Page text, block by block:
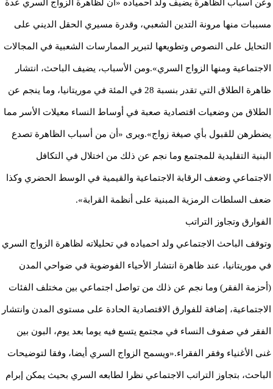
وعن أسباب الظاهرة يضيف ولد احمياده «أن لظاهرة الزواج السري عدة
مسببات منها مرونة التدين الشعبي، وقدرة مسيري الحقل الديني على
التحايل على النصوص وتطويعها لتبرير الممارسات الشعبية في المجالات
الاجتماعية ومنها الزواج السري».ومن الأسباب، يضيف الباحث، انتشار
ظاهرة الطلاق التي تقدر بنسبة 28 في المئة في موريتانيا، وما ينجم عن
الطلاق من وضعيات اقتصادية صعبة في أوساط النساء معيلات الأسر مما
يضطرهن للقبول بأي صيغة زواج».ويرى «أن من أسباب الظاهرة تصدع
البنية التقليدية للمجتمع وما نجم عن ذلك من اختلال في التكافل
الاجتماعي وضعف الرقابة الاجتماعية والقيمية في الوسط الحضري وكذا
ضعف السلطات الرمزية المبنية على أنظمة القرابة».
الفوارق وتجاوز التراتب
وتوقف الباحث الاجتماعي ولد احمياده في تحليلاته لظاهرة الزواج السري
في موريتانيا، عند ظاهرة انتشار الأحياء الفوضوية في ضواحي المدن
(أحزمة الفقر) وما نجم عن ذلك من تواصل اجتماعي بين مختلف الفئات
الاجتماعية، إضافة للفوارق الاقتصادية الحادة على مستوى المدن وانتشار
الفقر في صفوف النساء في مجتمع يتسع فيه يوما بعد يوم، البون بين
غنى الأغنياء وفقر الفقراء.«ويسمح الزواج السري أيضا، وفقا لتوضيحات
الباحث، بتجاوز التراتب الاجتماعي نظرا لطابعه السري بحيث يمكن إبرام